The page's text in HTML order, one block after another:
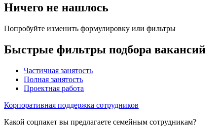
Ничего не нашлось
Попробуйте изменить формулировку или фильтры
Быстрые фильтры подбора вакансий
Частичная занятость
Полная занятость
Проектная работа
Корпоративная поддержка сотрудников
Какой соцпакет вы предлагаете семейным сотрудникам?